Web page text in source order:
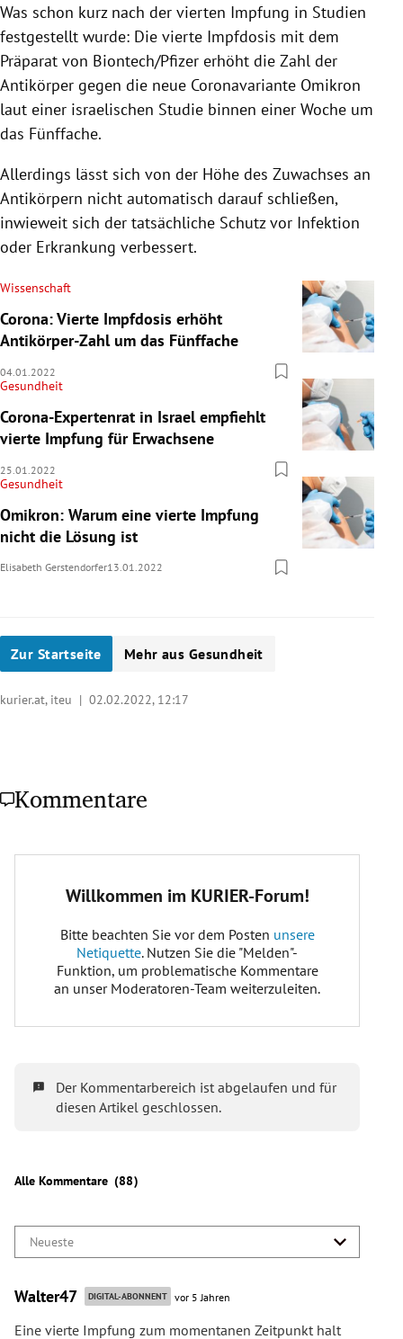
Was schon kurz nach der vierten Impfung in Studien
festgestellt wurde: Die vierte Impfdosis mit dem
Präparat von Biontech/Pfizer erhöht die Zahl der
Antikörper gegen die neue Coronavariante Omikron
laut einer israelischen Studie binnen einer Woche um
das Fünffache.
Allerdings lässt sich von der Höhe des Zuwachses an
Antikörpern nicht automatisch darauf schließen,
inwieweit sich der tatsächliche Schutz vor Infektion
oder Erkrankung verbessert.
Wissenschaft
Corona: Vierte Impfdosis erhöht
Antikörper-Zahl um das Fünffache
04.01.2022
Gesundheit
Corona-Expertenrat in Israel empfiehlt
vierte Impfung für Erwachsene
25.01.2022
Gesundheit
Omikron: Warum eine vierte Impfung
nicht die Lösung ist
Elisabeth Gerstendorfer13.01.2022
Zur Startseite Mehr aus Gesundheit
kurier.at, iteu | 02.02.2022, 12:17
Kommentare